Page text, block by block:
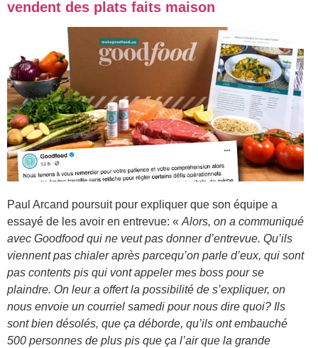
vendent des plats faits maison
Paul Arcand poursuit pour expliquer que son équipe a
essayé de les avoir en entrevue: « Alors, on a communiqué
avec Goodfood qui ne veut pas donner d’entrevue. Qu’ils
viennent pas chialer après parcequ’on parle d’eux, qui sont
pas contents pis qui vont appeler mes boss pour se
plaindre. On leur a offert la possibilité de s’expliquer, on
nous envoie un courriel samedi pour nous dire quoi? Ils
sont bien désolés, que ça déborde, qu’ils ont embauché
500 personnes de plus pis que ça l’air que la grande